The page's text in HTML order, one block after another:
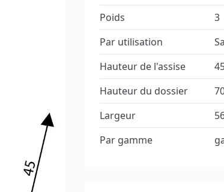
Poids
3
Par utilisation
Hauteur de l'assise
Hauteur du dossier
Largeur
Par gamme